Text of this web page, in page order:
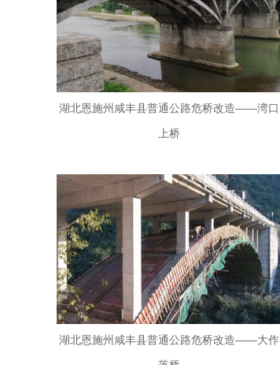
湖北恩施州咸丰县普通公路危桥改造——湾口
上桥
湖北恩施州咸丰县普通公路危桥改造——大作